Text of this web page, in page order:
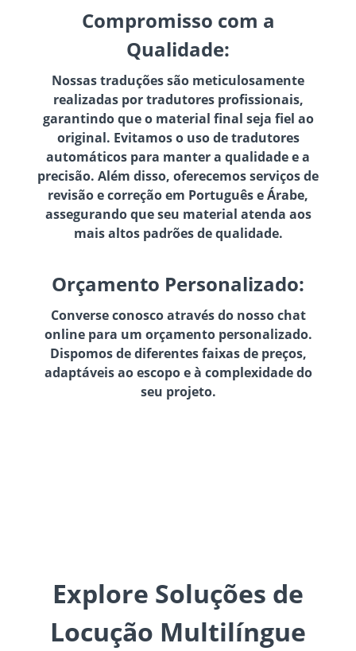
Compromisso com a
Qualidade:
Nossas traduções são meticulosamente
realizadas por tradutores profissionais,
garantindo que o material final seja fiel ao
original. Evitamos o uso de tradutores
automáticos para manter a qualidade e a
precisão. Além disso, oferecemos serviços de
revisão e correção em Português e Árabe,
assegurando que seu material atenda aos
mais altos padrões de qualidade.
Orçamento Personalizado:
Converse conosco através do nosso chat
online para um orçamento personalizado.
Dispomos de diferentes faixas de preços,
adaptáveis ao escopo e à complexidade do
seu projeto.
Explore Soluções de
Locução Multilíngue